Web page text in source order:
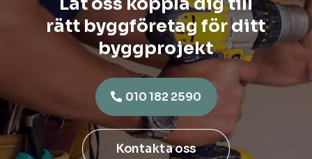
rätt byggföretag för ditt
byggprojekt
010 182 2590
Kontakta oss